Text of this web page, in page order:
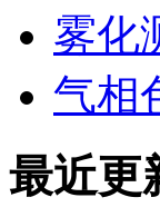
雾化
气相
最近更